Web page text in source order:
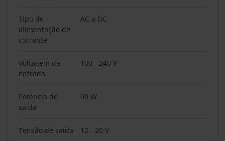
Tipo de
alimentação de
corrente
AC a DC
Voltagem da
entrada
100 - 240 V
Potência de
saída
90 W
Tensão de saída 12 - 20 V